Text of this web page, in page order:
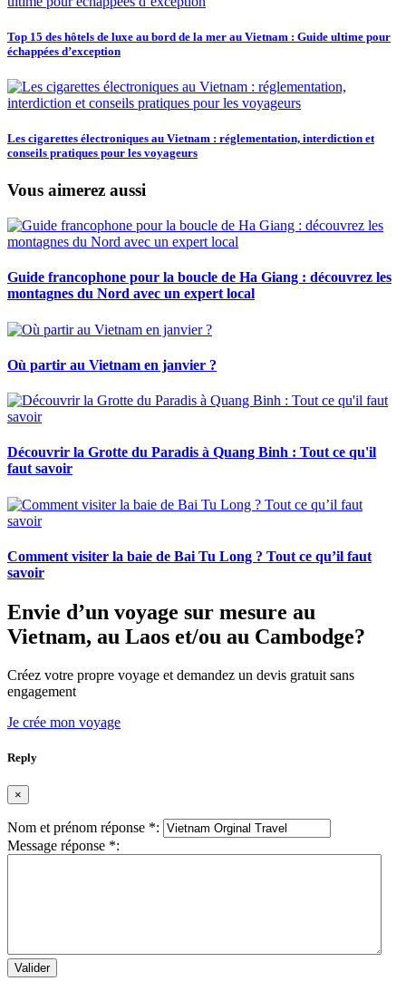
Top 15 des hôtels de luxe au bord de la mer au Vietnam : Guide ultime pour
échappées d’exception
Les cigarettes électroniques au Vietnam : réglementation, interdiction et
conseils pratiques pour les voyageurs
Vous aimerez aussi
Guide francophone pour la boucle de Ha Giang : découvrez les
montagnes du Nord avec un expert local
Où partir au Vietnam en janvier ?
Découvrir la Grotte du Paradis à Quang Binh : Tout ce qu'il
faut savoir
Comment visiter la baie de Bai Tu Long ? Tout ce qu’il faut
savoir
Envie d’un voyage sur mesure au
Vietnam, au Laos et/ou au Cambodge?
Créez votre propre voyage et demandez un devis gratuit sans
engagement
Je crée mon voyage
Reply
×
Nom et prénom réponse *:
Message réponse *:
Valider